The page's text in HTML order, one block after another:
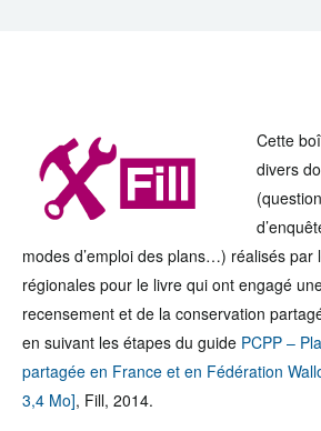
Cette
divers
modes d’emploi des plans…) réalisés par
régionales pour le livre qui ont engagé
recensement et de la conservation
en suivant les étapes du guide PCPP –
partagée en France et en Fédération
3,4 Mo], Fill, 2014.